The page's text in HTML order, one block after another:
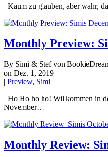
Kaum zu glauben, aber wahr,
Monthly Preview:
By Simi & Stef von
on Dez. 1, 2019
| Preview, Simi
Ho Ho ho ho! Willkommen in
November…
Monthly Review: